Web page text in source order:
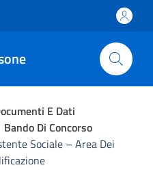
E Dati
Bando Di Concorso
Sociale – Area Dei